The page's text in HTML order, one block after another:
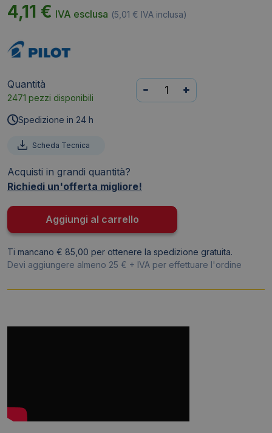
4,11 € IVA esclusa (5,01 € IVA inclusa)
Quantità
2471 pezzi disponibili
Refill
per
Ball
-
Rosso
0,7
(M)
- +
Spedizione in 24 h
Scheda Tecnica
Acquisti in grandi quantità?
Richiedi un'offerta migliore!
Aggiungi al carrello
Ti mancano € 85,00 per ottenere la spedizione gratuita.
Devi aggiungere almeno 25 € + IVA per effettuare l'ordine